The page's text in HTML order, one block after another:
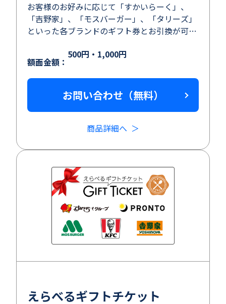
お客様のお好みに応じて「すかいらーく」、
「吉野家」、「モスバーガー」、「タリーズ」
といった各ブランドのギフト券とお引換が可能
額面金額：
500円・1,000円
お問い合わせ（無料）
商品詳細へ
えらべるギフトチケット